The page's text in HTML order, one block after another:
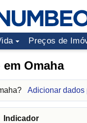
Preços de
Omaha
Adicionar dados
Indicador